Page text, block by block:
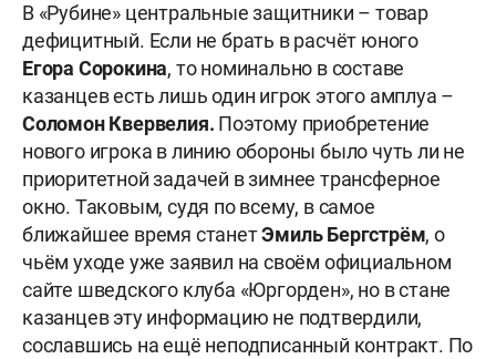
В «Рубине» центральные защитники – товар
дефицитный. Если не брать в расчёт юного
Егора Сорокина, то номинально в составе
казанцев есть лишь один игрок этого амплуа –
Соломон Квервелия. Поэтому приобретение
нового игрока в линию обороны было чуть ли не
приоритетной задачей в зимнее трансферное
окно. Таковым, судя по всему, в самое
ближайшее время станетЭмиль Бергстрём, о
чьём уходе уже заявил на своём официальном
сайте шведского клуба «Юргорден», но в стане
казанцев эту информацию не подтвердили,
сославшись на ещё неподписанный контракт. По